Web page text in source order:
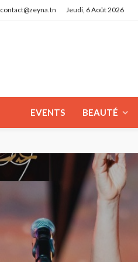
contact@zeyna.tn Jeudi, 6 Août 2026
EVENTS BEAUTÉ